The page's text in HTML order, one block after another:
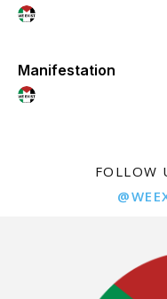
Manifestation
FOLLOW